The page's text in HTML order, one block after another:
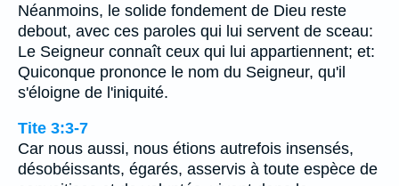
Néanmoins, le solide fondement de Dieu reste
debout, avec ces paroles qui lui servent de sceau:
Le Seigneur connaît ceux qui lui appartiennent; et:
Quiconque prononce le nom du Seigneur, qu'il
s'éloigne de l'iniquité.
Tite 3:3-7
Car nous aussi, nous étions autrefois insensés,
désobéissants, égarés, asservis à toute espèce de